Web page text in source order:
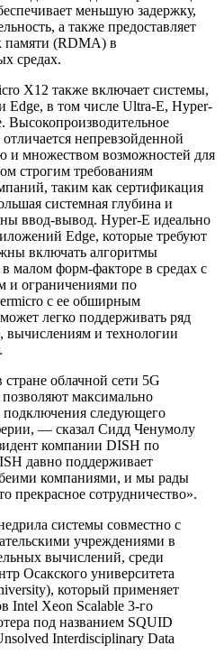
меньшую задержку,
а также предоставляет
памяти (RDMA) в
средах.
X12 также включает системы,
Edge, в том числе Ultra-E, Hyper-
Высокопроизводительное
непревзойденной
и множеством возможностей для
строгим требованиям
таким как сертификация
системная глубина и
ввод-вывод. Hyper-E идеально
Edge, которые требуют
включать алгоритмы
малом форм-факторе в средах с
и ограничениями по
с ее обширным
легко поддерживать ряд
вычислениям и технологии
облачной сети 5G
максимально
подключения следующего
— сказал Сидд Ченумолу
компании DISH по
давно поддерживает
компаниями, и мы рады
прекрасное сотрудничество».
системы совместно с
учреждениями в
вычислений, среди
Осакского университета
который применяет
Intel Xeon Scalable 3-го
под названием SQUID
Interdisciplinary Data